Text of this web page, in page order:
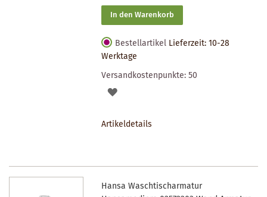
In den Warenkorb
Bestellartikel Lieferzeit: 10-28
Werktage
Versandkostenpunkte:50
AUF
Artikeldetails
Hansa Waschtischarmatur